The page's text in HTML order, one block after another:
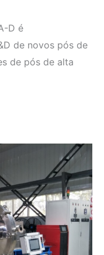
D é
de novos pós de
de pós de alta